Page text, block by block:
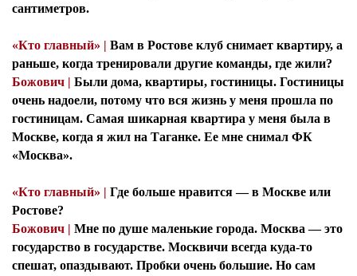
сантиметров.
«Кто главный» | Вам в Ростове клуб снимает квартиру, а
раньше, когда тренировали другие команды, где жили?
Божович | Были дома, квартиры, гостиницы. Гостиницы
очень надоели, потому что вся жизнь у меня прошла по
гостиницам. Самая шикарная квартира у меня была в
Москве, когда я жил на Таганке. Ее мне снимал ФК
«Москва».
«Кто главный» | Где больше нравится — в Москве или
Ростове?
Божович | Мне по душе маленькие города. Москва — это
государство в государстве. Москвичи всегда куда-то
спешат, опаздывают. Пробки очень большие. Но сам